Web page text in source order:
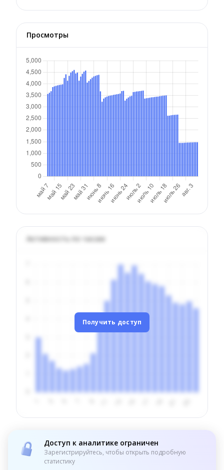
Просмотры
Активность по часам
Получить доступ
Доступ к аналитике ограничен
Зарегистрируйтесь, чтобы открыть подробную
статистику